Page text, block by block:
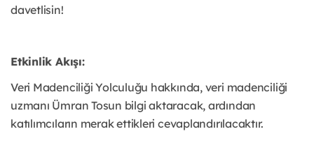
davetlisin!
Etkinlik Akışı:
Veri Madenciliği Yolculuğu hakkında, veri madenciliği
uzmanı Ümran Tosun bilgi aktaracak, ardından
katılımcıların merak ettikleri cevaplandırılacaktır.